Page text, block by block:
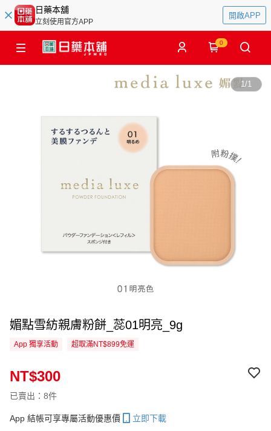
日藥本舖
立刻使用官方APP
開啟APP
0
1/1
媚點雪紡親膚粉餅_蕊01明亮_9g
App 獨享活動 超取滿NT$899免運
NT$300
已賣出：8件
App 結帳可享專屬活動優惠價 立即下載